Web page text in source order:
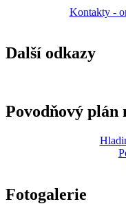
Kontakty -
Další odkazy
Povodňový plán
Fotogalerie